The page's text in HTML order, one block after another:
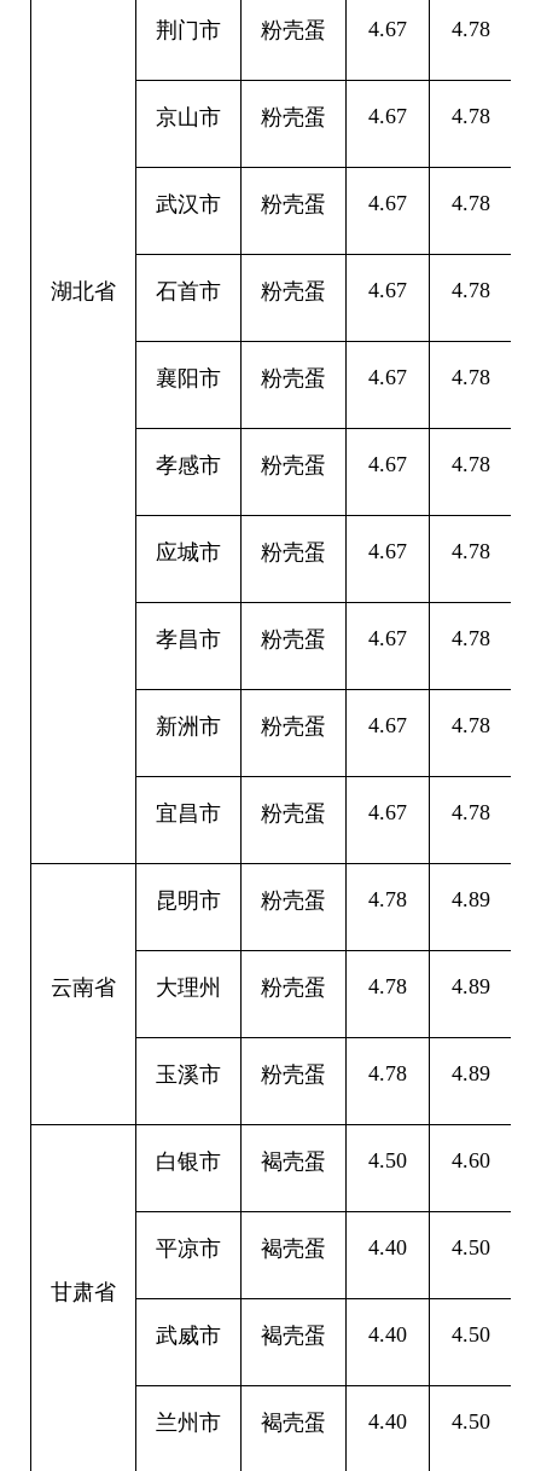
湖北省
荆门市 粉壳蛋 4.67 4.78
京山市 粉壳蛋 4.67 4.78
武汉市 粉壳蛋 4.67 4.78
石首市 粉壳蛋 4.67 4.78
襄阳市 粉壳蛋 4.67 4.78
孝感市 粉壳蛋 4.67 4.78
应城市 粉壳蛋 4.67 4.78
孝昌市 粉壳蛋 4.67 4.78
新洲市 粉壳蛋 4.67 4.78
宜昌市 粉壳蛋 4.67 4.78
云南省
昆明市 粉壳蛋 4.78 4.89
大理州 粉壳蛋 4.78 4.89
玉溪市 粉壳蛋 4.78 4.89
甘肃省
白银市 褐壳蛋 4.50 4.60
平凉市 褐壳蛋 4.40 4.50
武威市 褐壳蛋 4.40 4.50
兰州市 褐壳蛋 4.40 4.50